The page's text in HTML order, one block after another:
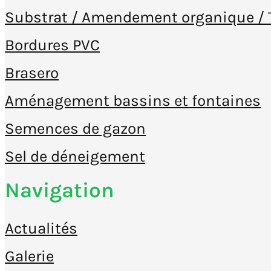
Substrat / Amendement organique /
Bordures PVC
Brasero
Aménagement bassins et fontaines
Semences de gazon
Sel de déneigement
Navigation
Actualités
Galerie